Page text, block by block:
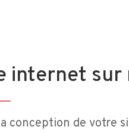
internet sur
conception de votre